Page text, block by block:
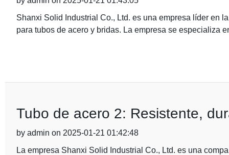
Shanxi Solid Industrial Co., Ltd. es una empresa líder en
para tubos de acero y bridas. La empresa se especializa
Tubo de acero 2: Resistente,
by admin on 2025-01-21 01:42:48
La empresa Shanxi Solid Industrial Co., Ltd. es una